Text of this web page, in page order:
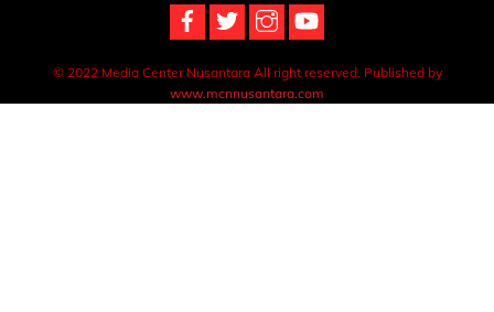
© 2022 Media Center Nusantara All right reserved. Published by
www.mcnnusantara.com